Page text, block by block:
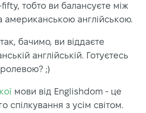
тобто ви балансуєте між
американською англійською.
бачимо, ви віддаєте
англійській. Готуєтесь
;)
мови від Englishdom - це
спілкування з усім світом.